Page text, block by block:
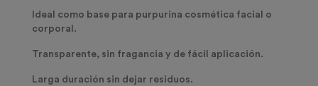
Ideal como base para purpurina cosmética facial o
corporal.
Transparente, sin fragancia y de fácil aplicación.
Larga duración sin dejar residuos.